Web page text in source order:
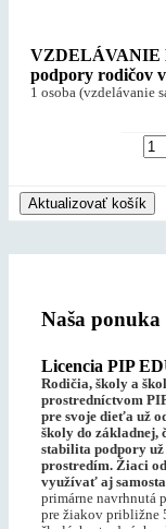
VZDELÁVANIE
podpory rodičov
1 osoba (vzdelávanie
sa
pri
10)
Aktualizovať košík
Naša
Licencia PIP
Rodičia, školy a
prostredníctvom
pre svoje dieťa už
školy do základnej,
stabilita podpory
prostredím. Žiaci
využívať aj
primárne navrhnutá
pre žiakov približne